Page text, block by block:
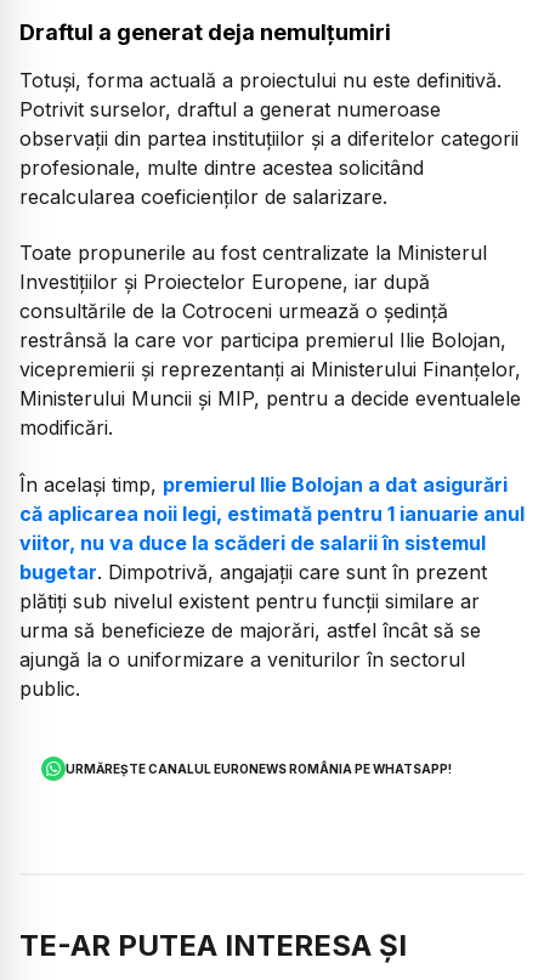
Draftul a generat deja nemulțumiri
Totuși, forma actuală a proiectului nu este definitivă.
Potrivit surselor, draftul a generat numeroase
observații din partea instituțiilor și a diferitelor categorii
profesionale, multe dintre acestea solicitând
recalcularea coeficienților de salarizare.
Toate propunerile au fost centralizate la Ministerul
Investițiilor și Proiectelor Europene, iar după
consultările de la Cotroceni urmează o ședință
restrânsă la care vor participa premierul Ilie Bolojan,
vicepremierii și reprezentanți ai Ministerului Finanțelor,
Ministerului Muncii și MIP, pentru a decide eventualele
modificări.
În același timp, premierul Ilie Bolojan a dat asigurări
că aplicarea noii legi, estimată pentru 1 ianuarie anul
viitor, nu va duce la scăderi de salarii în sistemul
bugetar. Dimpotrivă, angajații care sunt în prezent
plătiți sub nivelul existent pentru funcții similare ar
urma să beneficieze de majorări, astfel încât să se
ajungă la o uniformizare a veniturilor în sectorul
public.
URMĂREȘTE CANALUL EURONEWS ROMÂNIA PE WHATSAPP!
TE-AR PUTEA INTERESA ȘI